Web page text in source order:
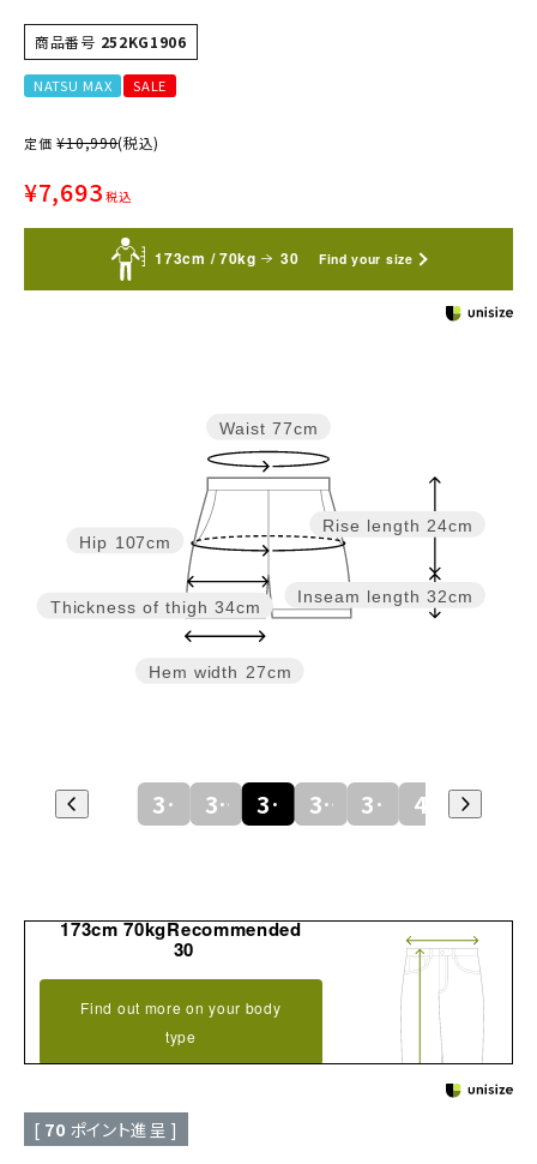
商品番号 252KG1906
NATSU MAX SALE
定価 ¥10,990(税込)
¥7,693 税込
173cm / 70kg 30 Find your size
Rise length 24cm
Inseam length 32cm
Hem width 27cm
Thickness of thigh 34cm
Hip 107cm
Waist 77cm
30 32 34 36 38 40
173cm 70kgRecommended
30
Find out more on your body
type
[ 70 ポイント進呈 ]